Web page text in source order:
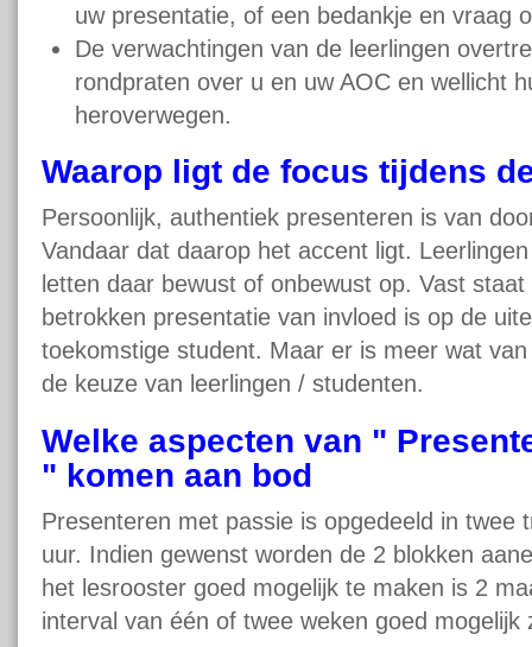
uw presentatie, of een bedankje en vraag
De verwachtingen van de leerlingen
rondpraten over u en uw AOC en wellicht
heroverwegen.
Waarop ligt de focus tijdens
Persoonlijk, authentiek presenteren is van
Vandaar dat daarop het accent ligt.
letten daar bewust of onbewust op. Vast
betrokken presentatie van invloed is op de
toekomstige student. Maar er is meer wat
de keuze van leerlingen / studenten.
Welke aspecten van "
" komen aan bod
Presenteren met passie is opgedeeld in twee
uur. Indien gewenst worden de 2 blokken
het lesrooster goed mogelijk te maken is 2
interval van één of twee weken goed mogelijk